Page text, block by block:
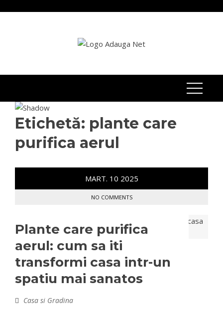
Etichetă: plante care
purifica aerul
MART. 10 2025
NO COMMENTS
Plante care purifica
aerul: cum sa iti
transformi casa intr-un
spatiu mai sanatos
Casa si Gradina